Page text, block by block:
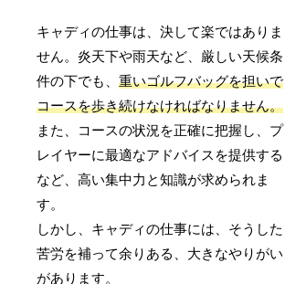
キャディの仕事は、決して楽ではありま
せん。炎天下や雨天など、厳しい天候条
件の下でも、重いゴルフバッグを担いで
コースを歩き続けなければなりません。
また、コースの状況を正確に把握し、プ
レイヤーに最適なアドバイスを提供する
など、高い集中力と知識が求められま
す。
しかし、キャディの仕事には、そうした
苦労を補って余りある、大きなやりがい
があります。